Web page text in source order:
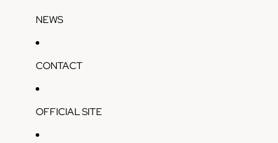
NEWS
CONTACT
OFFICIAL SITE